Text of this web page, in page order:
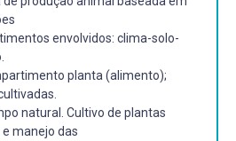
envolvidos: clima-solo-
planta (alimento);
natural. Cultivo de plantas
manejo das